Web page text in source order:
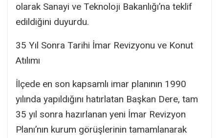
olarak Sanayi ve Teknoloji Bakanlığı’na teklif
edildiğini duyurdu.
35 Yıl Sonra Tarihi İmar Revizyonu ve Konut
Atılımı
İlçede en son kapsamlı imar planının 1990
yılında yapıldığını hatırlatan Başkan Dere, tam
35 yıl sonra hazırlanan yeni İmar Revizyon
Planı’nın kurum görüşlerinin tamamlanarak